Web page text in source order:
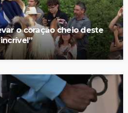
o coração cheio deste